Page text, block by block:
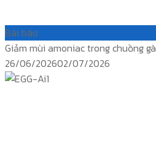
Bài báo
Giảm mùi amoniac trong chuồng gà
Posted
on
26/06/202602/07/2026